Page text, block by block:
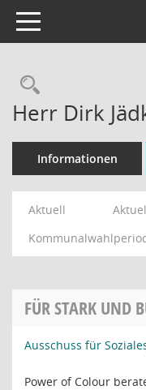
Toggle navigation
Herr Dirk
Informationen
Aktuell
FÜR STARK UND
Ausschuss für
Power of Colour